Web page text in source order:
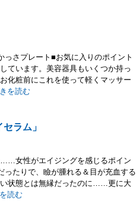
さプレート■お気に入りのポイント
ています。美容器具もいくつか持っ
化粧前にこれを使って軽くマッサー
を読む
ラム」
女性がエイジングを感じるポイン
ったりで、瞼が腫れる＆目が充血する
状態とは無縁だったのに……更に大
読む